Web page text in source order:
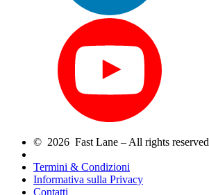
© 2026 Fast Lane – All rights reserved
Termini & Condizioni
Informativa sulla Privacy
Contatti